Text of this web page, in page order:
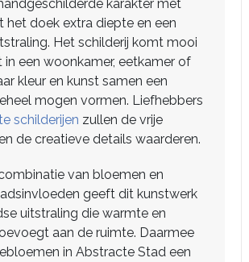
karakter met
het doek extra diepte en een
Het schilderij komt mooi
een woonkamer, eetkamer of
kleur en kunst samen een
mogen vormen. Liefhebbers
schilderijen zullen de vrije
de creatieve details waarderen.
van bloemen en
geeft dit kunstwerk
uitstraling die warmte en
aan de ruimte. Daarmee
in Abstracte Stad een